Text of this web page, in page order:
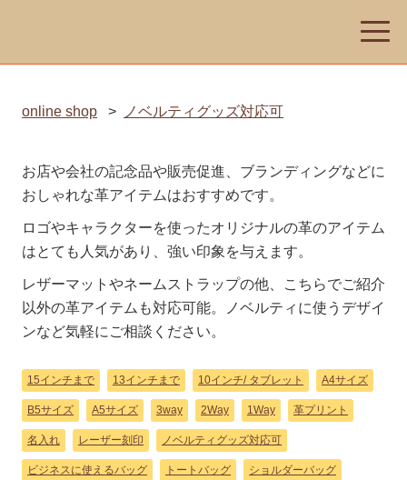
toggle
online shop > ノベルティグッズ対応可
お店や会社の記念品や販売促進、ブランディングなどに
おしゃれな革アイテムはおすすめです。
ロゴやキャラクターを使ったオリジナルの革のアイテム
はとても人気があり、強い印象を与えます。
レザーマットやネームストラップの他、こちらでご紹介
以外の革アイテムも対応可能。ノベルティに使うデザイ
ンなど気軽にご相談ください。
15インチまで 13インチまで 10インチ/ タブレット A4サイズ
B5サイズ A5サイズ 3way 2Way 1Way 革プリント
名入れ レーザー刻印 ノベルティグッズ対応可
ビジネスに使えるバッグ トートバッグ ショルダーバッグ